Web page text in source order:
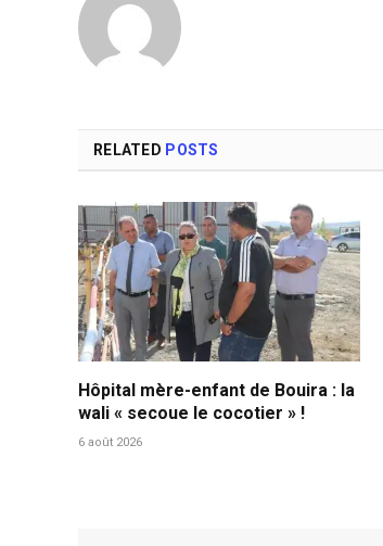
RELATED POSTS
Hôpital mère-enfant de Bouira : la
wali « secoue le cocotier » !
6 août 2026